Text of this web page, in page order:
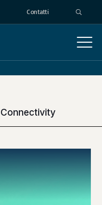
Contatti